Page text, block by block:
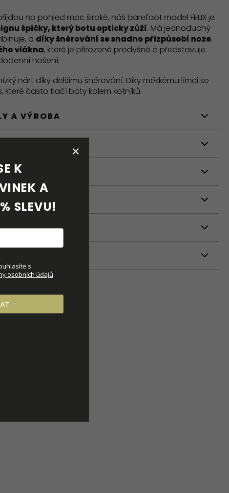
na pohled moc široké, náš barefoot model FELIX je
špičky, který botu opticky zúží. Má jednoduchý
a díky šněrování se snadno přizpůsobí noze.
vlákna, které je přirozeně prodyšné a představuje
nošení.
nárt díky delšímu šněrování. Díky měkkému límci se
které často tlačí boty kolem kotníků.
A VÝROBA
K
A
SLEVU!
s
osobních údajů.